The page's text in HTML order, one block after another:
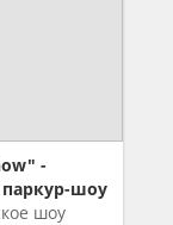
-
шоу
шоу